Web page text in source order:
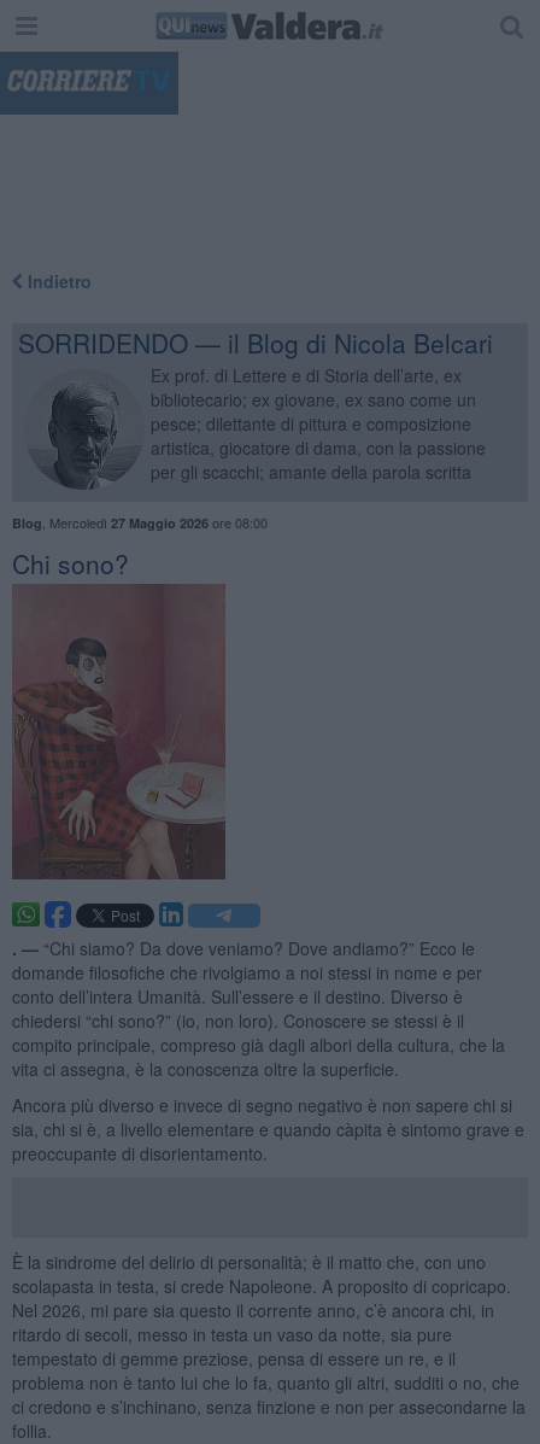
Indietro
SORRIDENDO — il Blog di Nicola Belcari
Ex prof. di Lettere e di Storia dell’arte, ex
bibliotecario; ex giovane, ex sano come un
pesce; dilettante di pittura e composizione
artistica, giocatore di dama, con la passione
per gli scacchi; amante della parola scritta
Blog Mercoledì 27 Maggio 2026ore 08:00
Chi sono?
. — “Chi siamo? Da dove veniamo? Dove andiamo?” Ecco le
domande filosofiche che rivolgiamo a noi stessi in nome e per
conto dell’intera Umanità. Sull’essere e il destino. Diverso è
chiedersi “chi sono?” (io, non loro). Conoscere se stessi è il
compito principale, compreso già dagli albori della cultura, che la
vita ci assegna, è la conoscenza oltre la superficie.
Ancora più diverso e invece di segno negativo è non sapere chi si
sia, chi si è, a livello elementare e quando càpita è sintomo grave e
preoccupante di disorientamento.
È la sindrome del delirio di personalità; è il matto che, con uno
scolapasta in testa, si crede Napoleone. A proposito di copricapo.
Nel 2026, mi pare sia questo il corrente anno, c’è ancora chi, in
ritardo di secoli, messo in testa un vaso da notte, sia pure
tempestato di gemme preziose, pensa di essere un re, e il
problema non è tanto lui che lo fa, quanto gli altri, sudditi o no, che
ci credono e s’inchinano, senza finzione e non per assecondarne la
follia.